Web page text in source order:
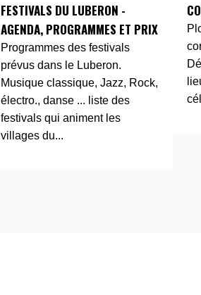
FESTIVALS DU LUBERON -
AGENDA, PROGRAMMES ET PRIX
Programmes des festivals
prévus dans le Luberon.
Musique classique, Jazz, Rock,
électro., danse ... liste des
festivals qui animent les
villages du...